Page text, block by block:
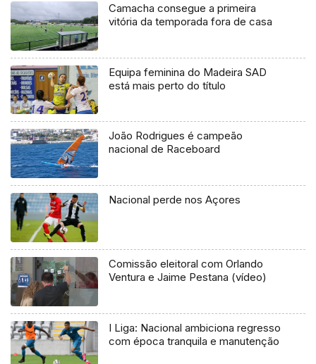
Camacha consegue a primeira
vitória da temporada fora de casa
Equipa feminina do Madeira SAD
está mais perto do título
João Rodrigues é campeão
nacional de Raceboard
Nacional perde nos Açores
Comissão eleitoral com Orlando
Ventura e Jaime Pestana (vídeo)
I Liga: Nacional ambiciona regresso
com época tranquila e manutenção